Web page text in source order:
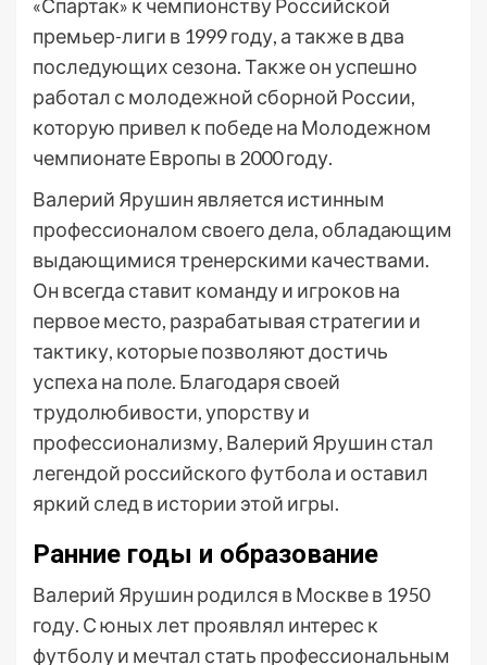
«Спартак» к чемпионству Российской
премьер-лиги в 1999 году, а также в два
последующих сезона. Также он успешно
работал с молодежной сборной России,
которую привел к победе на Молодежном
чемпионате Европы в 2000 году.
Валерий Ярушин является истинным
профессионалом своего дела, обладающим
выдающимися тренерскими качествами.
Он всегда ставит команду и игроков на
первое место, разрабатывая стратегии и
тактику, которые позволяют достичь
успеха на поле. Благодаря своей
трудолюбивости, упорству и
профессионализму, Валерий Ярушин стал
легендой российского футбола и оставил
яркий след в истории этой игры.
Ранние годы и образование
Валерий Ярушин родился в Москве в 1950
году. С юных лет проявлял интерес к
футболу и мечтал стать профессиональным